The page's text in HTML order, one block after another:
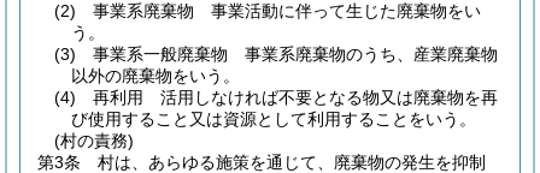
(2)
事業系廃棄物 事業活動に伴って生じた廃棄物をい
う。
(3)
事業系一般廃棄物 事業系廃棄物のうち、産業廃棄物
以外の廃棄物をいう。
(4)
再利用 活用しなければ不要となる物又は廃棄物を再
び使用すること又は資源として利用することをいう。
(村の責務)
第3条
村は、あらゆる施策を通じて、廃棄物の発生を抑制